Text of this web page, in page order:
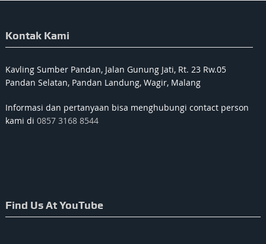
Kontak Kami
Kavling Sumber Pandan, Jalan Gunung Jati, Rt. 23 Rw.05
Pandan Selatan, Pandan Landung, Wagir, Malang
Informasi dan pertanyaan bisa menghubungi contact person
kami di 0857 3168 8544
Find Us At YouTube